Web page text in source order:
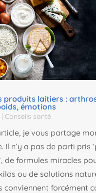
produits laitiers :
émotions
Conseils santé
je vous partage
Il n’y a pas de parti pris
de formules miracles
ou de solutions
conviennent forcément